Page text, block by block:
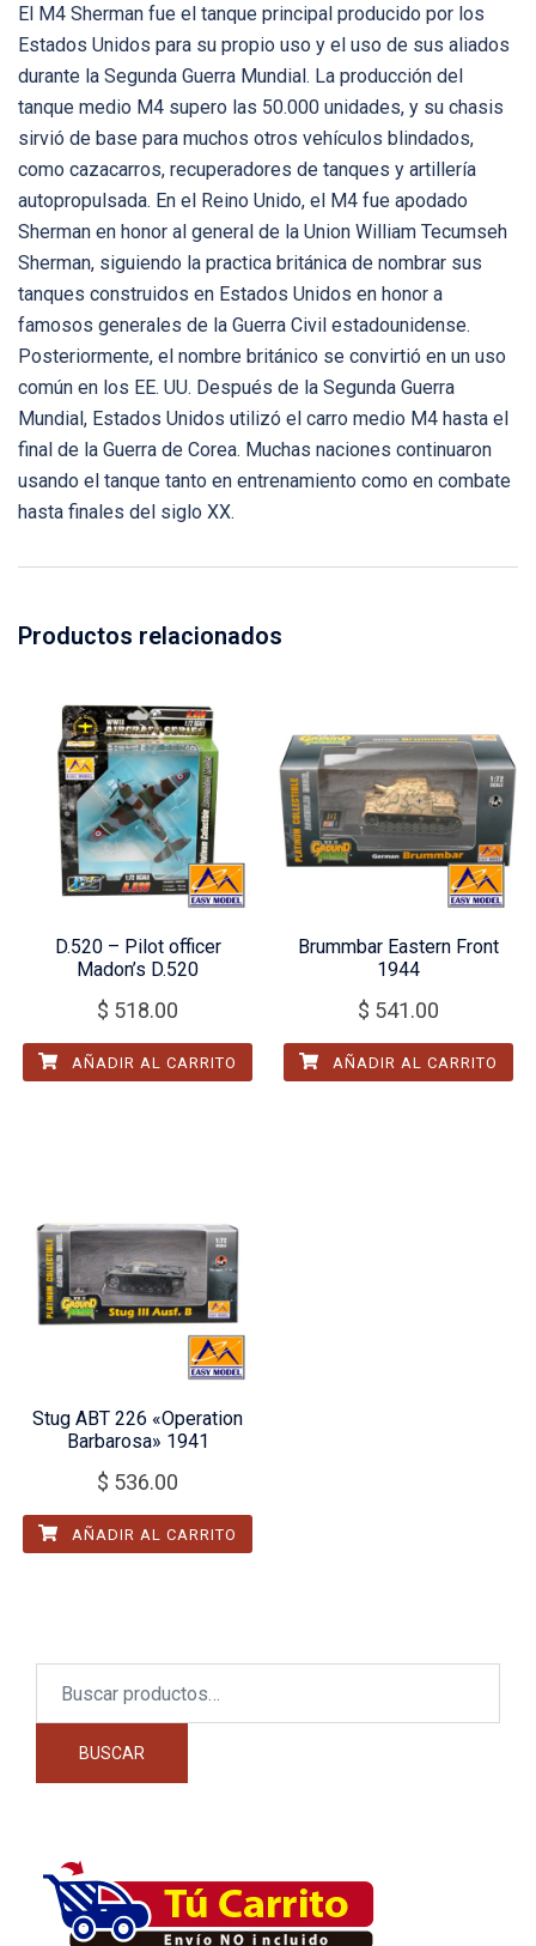
El M4 Sherman fue el tanque principal producido por los
Estados Unidos para su propio uso y el uso de sus aliados
durante la Segunda Guerra Mundial. La producción del
tanque medio M4 supero las 50.000 unidades, y su chasis
sirvió de base para muchos otros vehículos blindados,
como cazacarros, recuperadores de tanques y artillería
autopropulsada. En el Reino Unido, el M4 fue apodado
Sherman en honor al general de la Union William Tecumseh
Sherman, siguiendo la practica británica de nombrar sus
tanques construidos en Estados Unidos en honor a
famosos generales de la Guerra Civil estadounidense.
Posteriormente, el nombre británico se convirtió en un uso
común en los EE. UU. Después de la Segunda Guerra
Mundial, Estados Unidos utilizó el carro medio M4 hasta el
final de la Guerra de Corea. Muchas naciones continuaron
usando el tanque tanto en entrenamiento como en combate
hasta finales del siglo XX.
Productos relacionados
D.520 – Pilot officer
Madon’s D.520
$ 518.00
AÑADIR AL CARRITO
Brummbar Eastern Front
1944
$ 541.00
AÑADIR AL CARRITO
Stug ABT 226 «Operation
Barbarosa» 1941
$ 536.00
AÑADIR AL CARRITO
BUSCAR